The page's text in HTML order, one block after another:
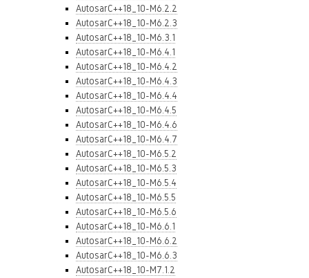
AutosarC++18_10-M6.2.2
AutosarC++18_10-M6.2.3
AutosarC++18_10-M6.3.1
AutosarC++18_10-M6.4.1
AutosarC++18_10-M6.4.2
AutosarC++18_10-M6.4.3
AutosarC++18_10-M6.4.4
AutosarC++18_10-M6.4.5
AutosarC++18_10-M6.4.6
AutosarC++18_10-M6.4.7
AutosarC++18_10-M6.5.2
AutosarC++18_10-M6.5.3
AutosarC++18_10-M6.5.4
AutosarC++18_10-M6.5.5
AutosarC++18_10-M6.5.6
AutosarC++18_10-M6.6.1
AutosarC++18_10-M6.6.2
AutosarC++18_10-M6.6.3
AutosarC++18_10-M7.1.2